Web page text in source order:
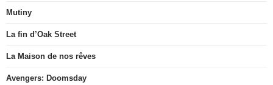
Mutiny
La fin d’Oak Street
La Maison de nos rêves
Avengers: Doomsday